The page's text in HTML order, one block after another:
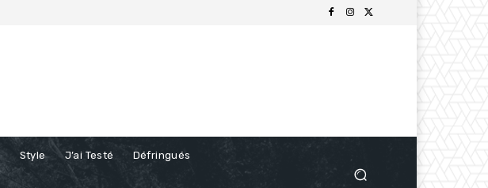
Style J’ai Testé Défringués